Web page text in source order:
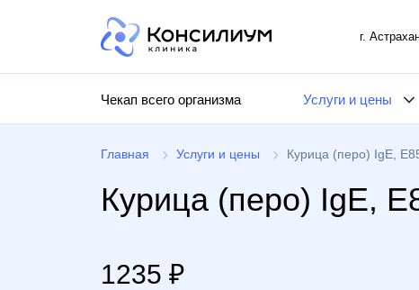
г.
Чекап всего организма Услуги и цены
Главная Услуги и цены Курица (перо) IgE,
Курица (перо) IgE,
1235 ₽